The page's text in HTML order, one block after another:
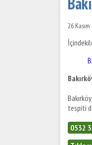
26
tespiti
0532